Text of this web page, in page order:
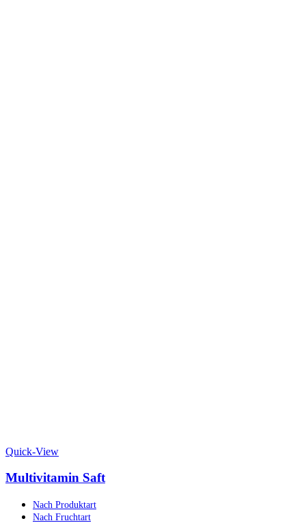
Quick-View
Multivitamin Saft
Nach Produktart
Nach Fruchtart